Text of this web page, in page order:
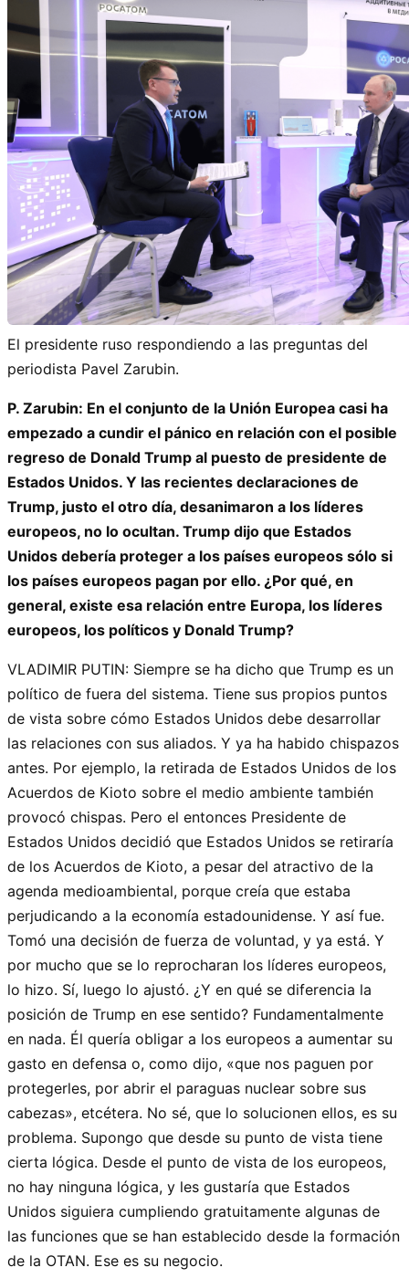
El presidente ruso respondiendo a las preguntas del
periodista Pavel Zarubin.
P. Zarubin: En el conjunto de la Unión Europea casi ha
empezado a cundir el pánico en relación con el posible
regreso de Donald Trump al puesto de presidente de
Estados Unidos. Y las recientes declaraciones de
Trump, justo el otro día, desanimaron a los líderes
europeos, no lo ocultan. Trump dijo que Estados
Unidos debería proteger a los países europeos sólo si
los países europeos pagan por ello. ¿Por qué, en
general, existe esa relación entre Europa, los líderes
europeos, los políticos y Donald Trump?
VLADIMIR PUTIN: Siempre se ha dicho que Trump es un
político de fuera del sistema. Tiene sus propios puntos
de vista sobre cómo Estados Unidos debe desarrollar
las relaciones con sus aliados. Y ya ha habido chispazos
antes. Por ejemplo, la retirada de Estados Unidos de los
Acuerdos de Kioto sobre el medio ambiente también
provocó chispas. Pero el entonces Presidente de
Estados Unidos decidió que Estados Unidos se retiraría
de los Acuerdos de Kioto, a pesar del atractivo de la
agenda medioambiental, porque creía que estaba
perjudicando a la economía estadounidense. Y así fue.
Tomó una decisión de fuerza de voluntad, y ya está. Y
por mucho que se lo reprocharan los líderes europeos,
lo hizo. Sí, luego lo ajustó. ¿Y en qué se diferencia la
posición de Trump en ese sentido? Fundamentalmente
en nada. Él quería obligar a los europeos a aumentar su
gasto en defensa o, como dijo, «que nos paguen por
protegerles, por abrir el paraguas nuclear sobre sus
cabezas», etcétera. No sé, que lo solucionen ellos, es su
problema. Supongo que desde su punto de vista tiene
cierta lógica. Desde el punto de vista de los europeos,
no hay ninguna lógica, y les gustaría que Estados
Unidos siguiera cumpliendo gratuitamente algunas de
las funciones que se han establecido desde la formación
de la OTAN. Ese es su negocio.